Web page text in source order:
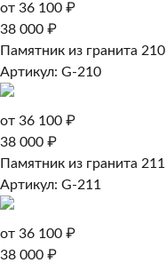
от 36 100 ₽
38 000 ₽
Памятник из гранита 210
Артикул: G-210
от 36 100 ₽
38 000 ₽
Памятник из гранита 211
Артикул: G-211
от 36 100 ₽
38 000 ₽